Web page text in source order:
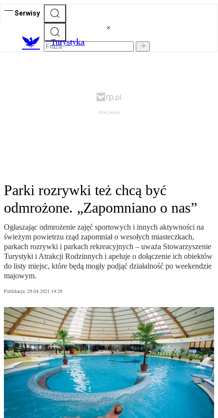
Serwisy
Turystyka
Parki rozrywki też chcą być
odmrożone. „Zapomniano o nas”
Ogłaszając odmrożenie zajęć sportowych i innych aktywności na
świeżym powietrzu rząd zapomniał o wesołych miasteczkach,
parkach rozrywki i parkach rekreacyjnych – uważa Stowarzyszenie
Turystyki i Atrakcji Rodzinnych i apeluje o dołączenie ich obiektów
do listy miejsc, które będą mogły podjąć działalność po weekendzie
majowym.
Publikacja: 29.04.2021 14:28